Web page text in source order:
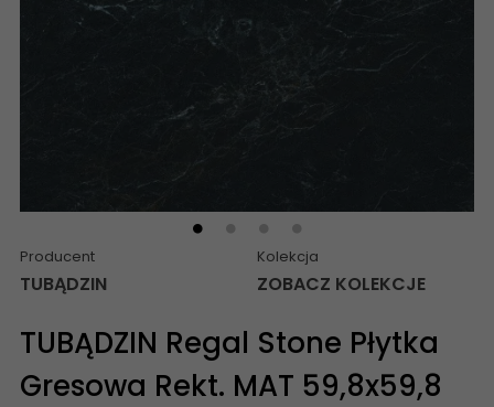
Producent
TUBĄDZIN
Kolekcja
ZOBACZ KOLEKCJE
TUBĄDZIN Regal Stone Płytka
Gresowa Rekt. MAT 59,8x59,8